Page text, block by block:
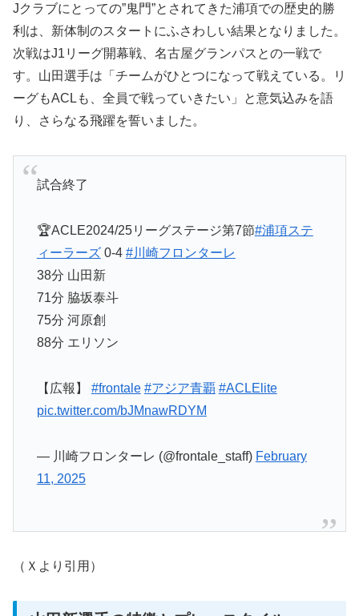
Jクラブにとっての”鬼門”とされてきた浦項での歴史的勝
利は、新体制のスタートにふさわしい結果となりました。
次戦はJ1リーグ開幕戦、名古屋グランパスとの一戦で
す。山田選手は「チームがひとつになって戦えている。リ
ーグもACLも、全員で戦っていきたい」と意気込みを語
り、さらなる飛躍を誓いました。
試合終了
🏆ACLE2024/25リーグステージ第7節#浦項ステ
ィーラーズ0-4 #川崎フロンターレ
38分 山田新
71分 脇坂泰斗
75分 河原創
88分 エリソン
【広報】 #frontale #アジア青覇 #ACLElite
pic.twitter.com/bJMnawRDYM
— 川崎フロンターレ (@frontale_staff) February
11, 2025
（Ｘより引用）